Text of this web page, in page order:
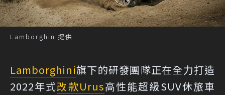
Lamborghini提供
Lamborghini旗下的研發團隊正在全力打造
2022年式改款Urus高性能超級SUV休旅車